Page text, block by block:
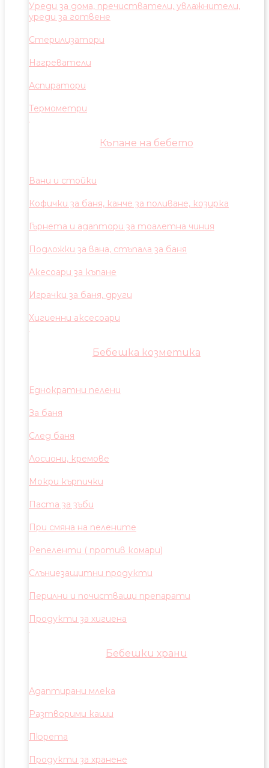
Уреди за дома, пречистватели, увлажнители,
уреди за готвене
Стерилизатори
Нагреватели
Аспиратори
Термометри
Къпане на бебето
Вани и стойки
Кофички за баня, канче за поливане, козирка
Гърнета и адаптори за тоалетна чиния
Подложки за вана, стъпала за баня
Акесоари за къпане
Играчки за баня, други
Хигиенни аксесоари
Бебешка козметика
Еднократни пелени
За баня
След баня
Лосиони, кремове
Мокри кърпички
Паста за зъби
При смяна на пелените
Репеленти ( против комари)
Слънцезащитни продукти
Перилни и почистващи препарати
Продукти за хигиена
Бебешки храни
Адаптирани млека
Разтворими каши
Пюрета
Продукти за хранене